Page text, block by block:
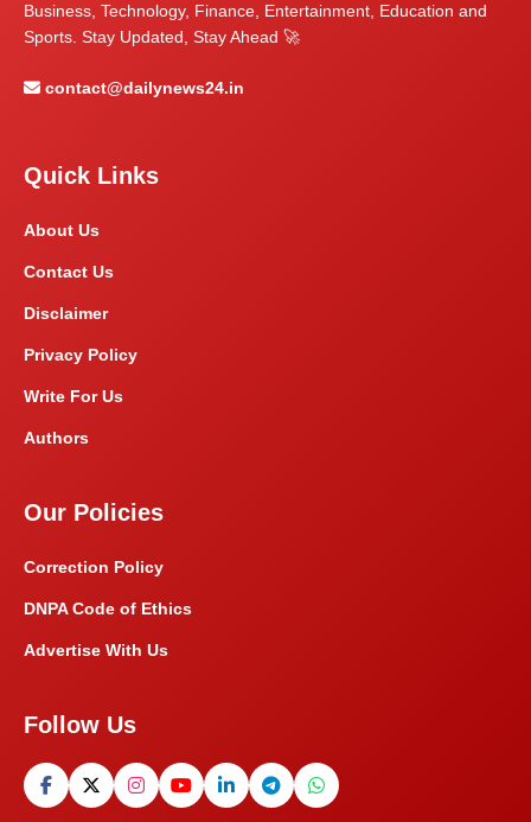
Business, Technology, Finance, Entertainment, Education and
Sports. Stay Updated, Stay Ahead 🚀
contact@dailynews24.in
Quick Links
About Us
Contact Us
Disclaimer
Privacy Policy
Write For Us
Authors
Our Policies
Correction Policy
DNPA Code of Ethics
Advertise With Us
Follow Us